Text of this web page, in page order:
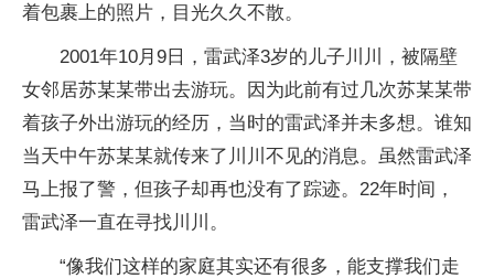
着包裹上的照片，目光久久不散。
2001年10月9日，雷武泽3岁的儿子川川，被隔壁
女邻居苏某某带出去游玩。因为此前有过几次苏某某带
着孩子外出游玩的经历，当时的雷武泽并未多想。谁知
当天中午苏某某就传来了川川不见的消息。虽然雷武泽
马上报了警，但孩子却再也没有了踪迹。22年时间，
雷武泽一直在寻找川川。
“像我们这样的家庭其实还有很多，能支撑我们走